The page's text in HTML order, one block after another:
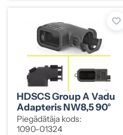
HDSCS Group A Vadu
Adapteris NW8,5 90°
Piegādātāja kods:
1090-01324